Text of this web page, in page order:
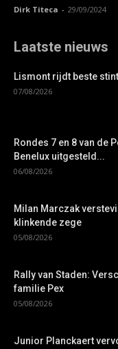
Dirk Titeca - 29/09/2024
Laatste nieuws
Lismont rijdt beste
07/08/2026
Rondes 7 en 8 van de
Benelux uitgesteld...
06/08/2026
Milan Marczak
klinkende zege
05/08/2026
Rally van Staden:
familie Pex
05/08/2026
Junior Planckaert